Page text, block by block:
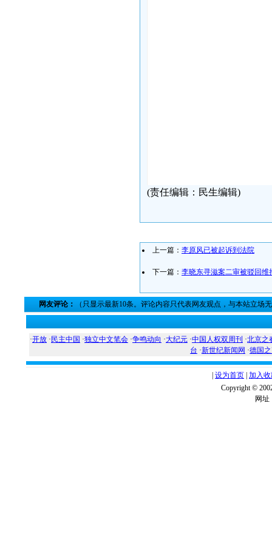
(责任编辑：民生编辑)
上一篇： 李原风已被起诉到法院
下一篇： 李晓东寻滋案二审被驳回维
网友评论： （只显示最新10条。评论内容只代表网友观点，与本站立场
·开放 · 民主中国 ·独立中文笔会 ·争鸣动向 ·大纪元 ·中国人权双周刊 ·北京之
台 ·新世纪新闻网 ·德国
设为首页 加入
Copyright ©
网址